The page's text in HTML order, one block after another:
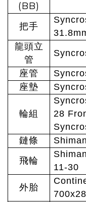
(BB)
把手
龍頭立
管
座管
座墊
輪組
28
鏈條
飛輪
11-30
外胎